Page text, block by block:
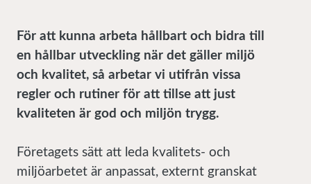
För att kunna arbeta hållbart och bidra till
en hållbar utveckling när det gäller miljö
och kvalitet, så arbetar vi utifrån vissa
regler och rutiner för att tillse att just
kvaliteten är god och miljön trygg.
Företagets sätt att leda kvalitets- och
miljöarbetet är anpassat, externt granskat